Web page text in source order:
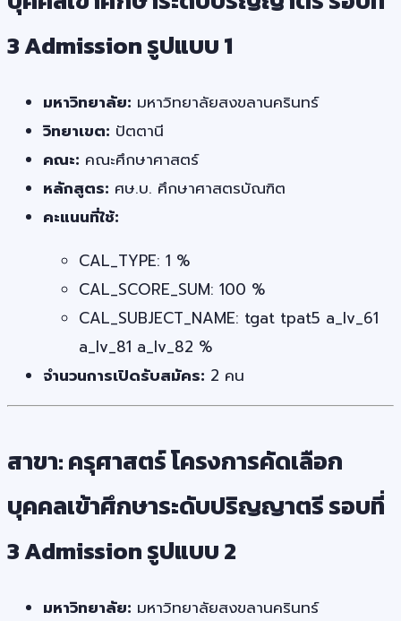
3 Admission รูปแบบ 1
มหาวิทยาลัย: มหาวิทยาลัยสงขลานครินทร์
วิทยาเขต: ปัตตานี
คณะ: คณะศึกษาศาสตร์
หลักสูตร: ศษ.บ. ศึกษาศาสตรบัณฑิต
คะแนนที่ใช้:
CAL_TYPE: 1 %
CAL_SCORE_SUM: 100 %
CAL_SUBJECT_NAME: tgat tpat5 a_lv_61
a_lv_81 a_lv_82 %
จำนวนการเปิดรับสมัคร: 2 คน
สาขา: ครุศาสตร์ โครงการคัดเลือก
บุคคลเข้าศึกษาระดับปริญญาตรี รอบที่
3 Admission รูปแบบ 2
มหาวิทยาลัย: มหาวิทยาลัยสงขลานครินทร์